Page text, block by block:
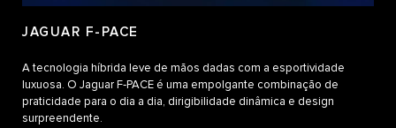
JAGUAR F-PACE
A tecnologia híbrida leve de mãos dadas com a esportividade
luxuosa. O Jaguar F‑PACE é uma empolgante combinação de
praticidade para o dia a dia, dirigibilidade dinâmica e design
surpreendente.